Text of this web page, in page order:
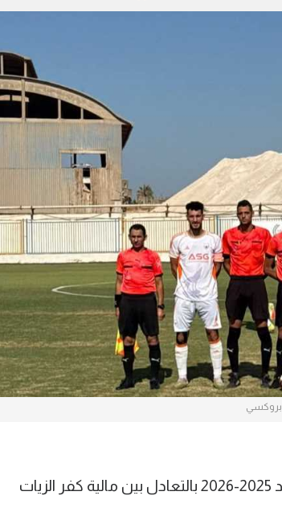
آسيا
ركن الألعاب
- بروكسي
انتهت أولى مباريات دوري المحترفين للموسم الجديد 2025-2026 بالتعادل بين مالية كفر الزيات